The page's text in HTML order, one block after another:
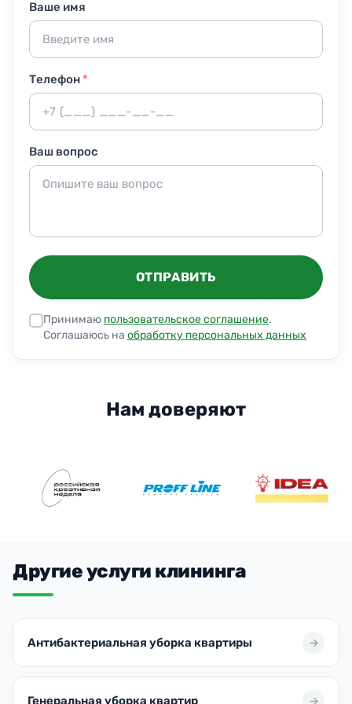
Ваше имя
Телефон*
Ваш вопрос
ОТПРАВИТЬ
Принимаю пользовательское соглашение.
Соглашаюсь на обработку персональных данных
без доплаты.
Нам доверяют
Другие услуги клининга
Антибактериальная уборка квартиры
Генеральная уборка квартир